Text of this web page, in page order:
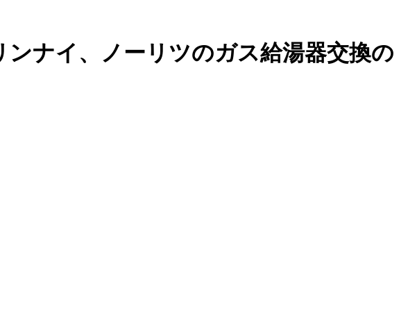
ナイ、ノーリツのガス給湯器交換の